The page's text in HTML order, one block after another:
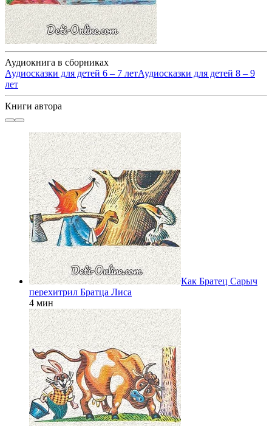
Аудиокнига в сборниках
Аудиосказки для детей 6 – 7 летАудиосказки для детей 8 – 9
лет
Книги автора
Как Братец Сарыч
перехитрил Братца Лиса
4 мин